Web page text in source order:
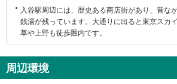
情
報
入谷駅周辺には、歴史ある商店街があり、昔な
銭湯が残っています。大通りに出ると東京スカ
草や上野も徒歩圏内です。
周辺環境